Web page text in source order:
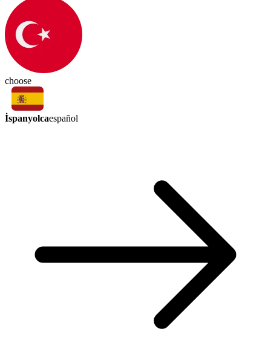
choose
İspanyolcaespañol